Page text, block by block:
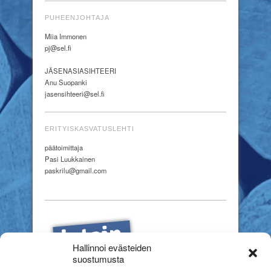
Hallinnoi evästeiden
suostumusta
PUHEENJOHTAJA
Miia Immonen
pj@sel.fi
JÄSENASIASIHTEERI
Anu Suopanki
jasensihteeri@sel.fi
ERITYISKASVATUSLEHTI
päätoimittaja
Pasi Luukkainen
paskrilu@gmail.com